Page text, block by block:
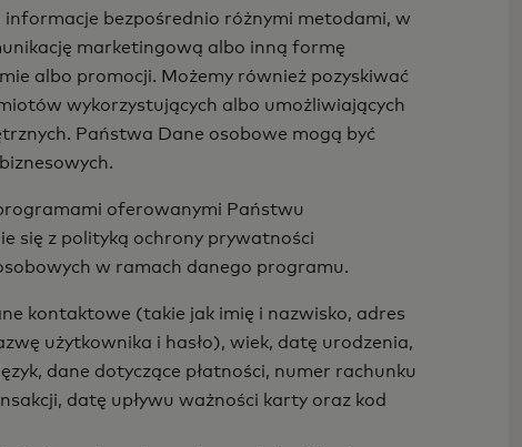
informacje bezpośrednio różnymi metodami, w
marketingową albo inną formę
albo promocji. Możemy również pozyskiwać
wykorzystujących albo umożliwiających
Państwa Dane osobowe mogą być
oferowanymi Państwu
się z polityką ochrony prywatności
w ramach danego programu.
kontaktowe (takie jak imię i nazwisko, adres
użytkownika i hasło), wiek, datę urodzenia,
dane dotyczące płatności, numer rachunku
datę upływu ważności karty oraz kod